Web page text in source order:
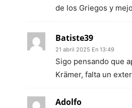
de los Griegos y
Batiste39
21 abril 2025 En 13:49
Sigo pensando que
Krämer, falta un
Adolfo